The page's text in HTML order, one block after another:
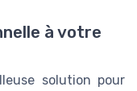
à votre
solution pour